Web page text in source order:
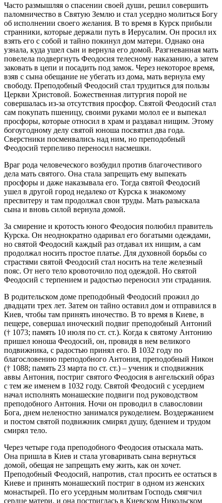
Часто размышляя о спасении своей души, решил совершить
паломничество в Святую Землю и стал усердно молиться Богу
об исполнении своего желания. В то время в Курск прибыли
странники, которые держали путь в Иерусалим. Он просил их
взять его с собой и тайно покинул дом матери. Однако она
узнала, куда ушел сын и вернула его домой. Разгневанная мать
повелела подвергнуть Феодосия телесному наказанию, а затем
заковать в цепи и посадить под замок. Через некоторое время,
взяв с сына обещание не убегать из дома, мать вернула ему
свободу. Преподобный Феодосий стал трудиться для пользы
Церкви Христовой. Божественная литургия порой не
совершалась из-за отсутствия просфор. Святой Феодосий стал
сам покупать пшеницу, своими руками молол ее и выпекал
просфоры, которые относил в храм и раздавал нищим. Этому
богоугодному делу святой юноша посвятил два года.
Сверстники посмеивались над ним, но преподобный
Феодосий терпеливо переносил насмешки.
Враг рода человеческого возбудил против благочестивого
дела мать святого. Она стала запрещать ему выпекать
просфоры и даже наказывала его. Тогда святой Феодосий
ушел в другой город недалеко от Курска к знакомому
пресвитеру и там продолжал свои труды. Мать разыскала
сына и вновь силой вернула домой.
За смирение и кротость юного Феодосия полюбил правитель
Курска. Он неоднократно одаривал его богатыми одеждами,
но святой Феодосий каждый раз отдавал их нищим, а сам
продолжал носить простое платье. Для духовной борьбы со
страстями святой Феодосий стал носить на теле железный
пояс. От него тело кровоточило под одеждой. Но святой
Феодосий с терпением и радостью переносил эти страдания.
В родительском доме преподобный Феодосий прожил до
двадцати трех лет. Затем он тайно оставил дом и отправился в
Киев, чтобы там принять иночество. В то время в Киеве, в
пещере, совершал иноческий подвиг преподобный Антоний
(† 1073; память 10 июля по ст. ст.). Когда к святому Антонию
пришел юноша Феодосий, он, провидя в нем великого
подвижника, с радостью принял его. В 1032 году по
благословению преподобного Антония, преподобный Никон
(† 1088; память 23 марта по ст. ст.) – ученик и сподвижник
аввы Антония, постриг святого Феодосия в ангельский образ
с тем же именем в 1032 году. Святой Феодосий с усердием
начал исполнять монашеские подвиги под руководством
преподобного Антония. Ночи он проводил в славословии
Бога, днем неленостно занимался рукоделием. Воздержанием
и постом святой подвижник смирял душу, бдением и трудом
смирял тело.
Через четыре года преподобного Феодосия отыскала мать.
Она пришла в Киев и стала уговаривать сына вернуться
домой, обещая не запрещать ему жить, как он хочет.
Преподобный Феодосий, напротив, стал просить ее остаться в
Киеве и принять монашеский постриг в одном из женских
монастырей. По его усердным молитвам Господь смягчил
сердце матери, и она постриглась в Киевском Никольском